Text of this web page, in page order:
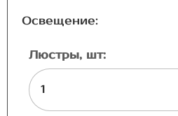
Освещение:
Люстры, шт: